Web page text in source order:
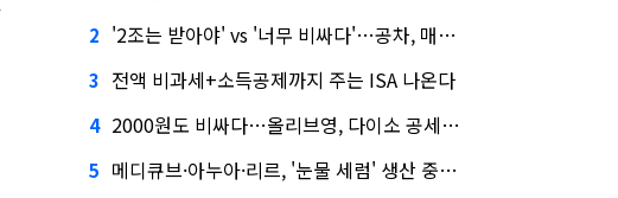
2 '2조는 받아야' vs '너무 비싸다'…공차, 매각 성공할까
3 전액 비과세+소득공제까지 주는 ISA 나온다
4 2000원도 비싸다…올리브영, 다이소 공세에 '가성비'로 맞불
5 메디큐브·아누아·리르, '눈물 세럼' 생산 중단한다